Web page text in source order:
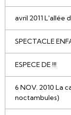
avril 2011 L'allée
SPECTACLE
ESPECE DE !!!
6 NOV. 2010 La
noctambules)